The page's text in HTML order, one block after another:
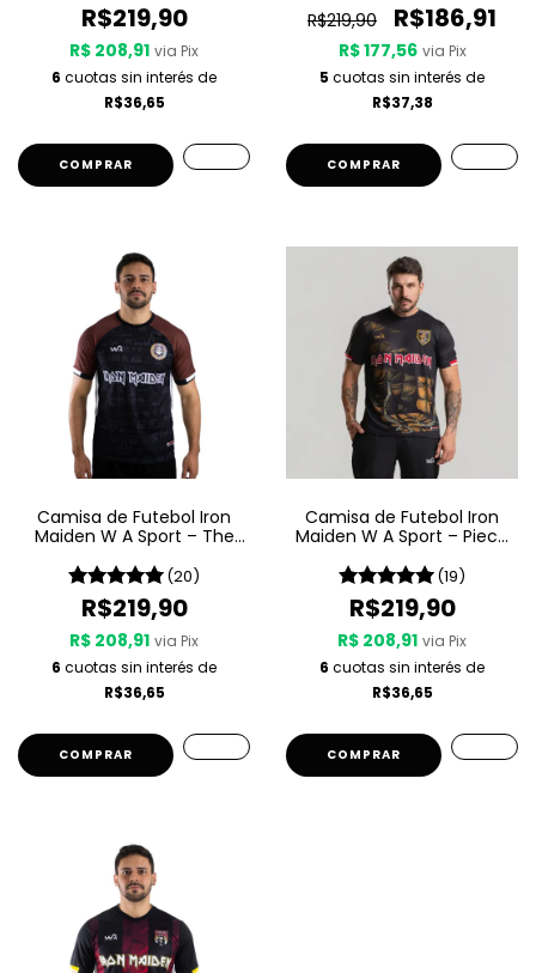
R$219,90
R$ 208,91 via Pix
6 cuotas sin interés de
R$36,65
COMPRAR
R$219,90 R$186,91
R$ 177,56 via Pix
5 cuotas sin interés de
R$37,38
COMPRAR
Camisa de Futebol Iron
Maiden W A Sport – The
(20)
R$219,90
R$ 208,91 via Pix
6 cuotas sin interés de
R$36,65
COMPRAR
Camisa de Futebol Iron
Maiden W A Sport – Piece
(19)
R$219,90
R$ 208,91 via Pix
6 cuotas sin interés de
R$36,65
COMPRAR